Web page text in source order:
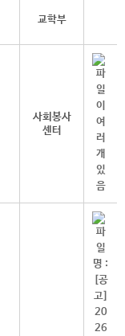
교학부
사회봉사
센터